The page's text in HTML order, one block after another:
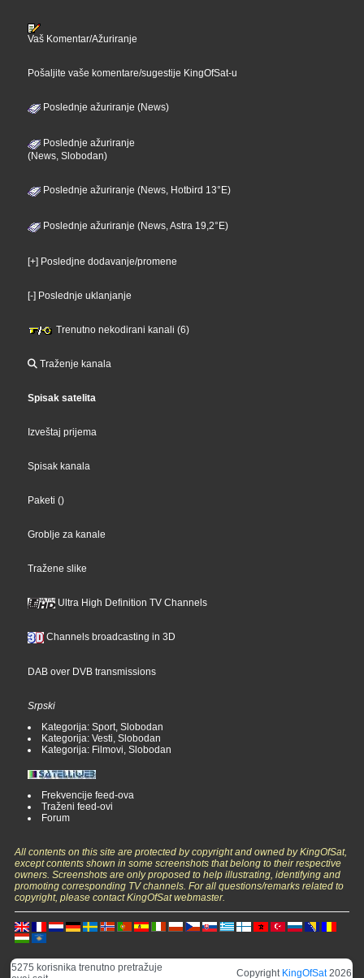
Vaš Komentar/Ažuriranje
Pošaljite vaše komentare/sugestije KingOfSat-u
Poslednje ažuriranje (News)
Poslednje ažuriranje
(News, Slobodan)
Poslednje ažuriranje (News, Hotbird 13°E)
Poslednje ažuriranje (News, Astra 19,2°E)
[+] Posledjne dodavanje/promene
[-] Poslednje uklanjanje
Trenutno nekodirani kanali (6)
Traženje kanala
Spisak satelita
Izveštaj prijema
Spisak kanala
Paketi ()
Groblje za kanale
Tražene slike
Ultra High Definition TV Channels
Channels broadcasting in 3D
DAB over DVB transmissions
Srpski
Kategorija: Sport, Slobodan
Kategorija: Vesti, Slobodan
Kategorija: Filmovi, Slobodan
Frekvencije feed-ova
Traženi feed-ovi
Forum
All contents on this site are protected by copyright and owned by KingOfSat,
except contents shown in some screenshots that belong to their respective
owners. Screenshots are only proposed to help illustrating, identifying and
promoting corresponding TV channels. For all questions/remarks related to
copyright, please contact KingOfSat webmaster.
5275 korisnika trenutno pretražuje
Copyright KingOfSat2026